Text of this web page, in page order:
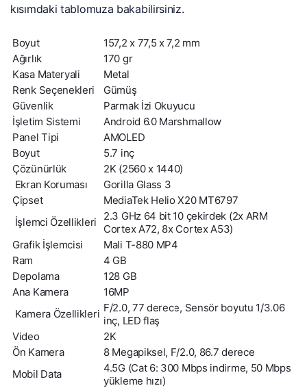
kısımdaki tablomuza bakabilirsiniz.
Boyut
157,2 x 77,5 x 7,2 mm
Ağırlık
170 gr
Kasa Materyali
Metal
Renk Seçenekleri
Gümüş
Güvenlik
Parmak İzi Okuyucu
İşletim Sistemi
Android 6.0 Marshmallow
Panel Tipi
AMOLED
Boyut
5.7 inç
Çözünürlük
2K (2560 x 1440)
Ekran Koruması
Gorilla Glass 3
Çipset
MediaTek Helio X20 MT6797
İşlemci Özellikleri
2.3 GHz 64 bit 10 çekirdek (2x ARM
Cortex A72, 8x Cortex A53)
Grafik İşlemcisi
Mali T-880 MP4
Ram
4 GB
Depolama
128 GB
Ana Kamera
16MP
Kamera Özellikleri F/2.0, 77 derece, Sensör boyutu 1/3.06
inç, LED flaş
Video
2K
Ön Kamera
8 Megapiksel, F/2.0, 86.7 derece
Mobil Data
4.5G (Cat 6: 300 Mbps indirme, 50 Mbps
yükleme hızı)